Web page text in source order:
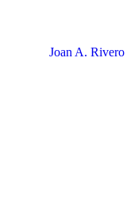
Joan A. Rivero